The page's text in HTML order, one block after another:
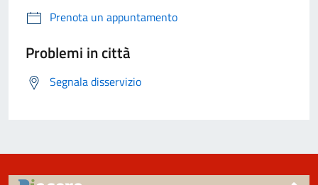
Prenota un appuntamento
Problemi in città
Segnala disservizio